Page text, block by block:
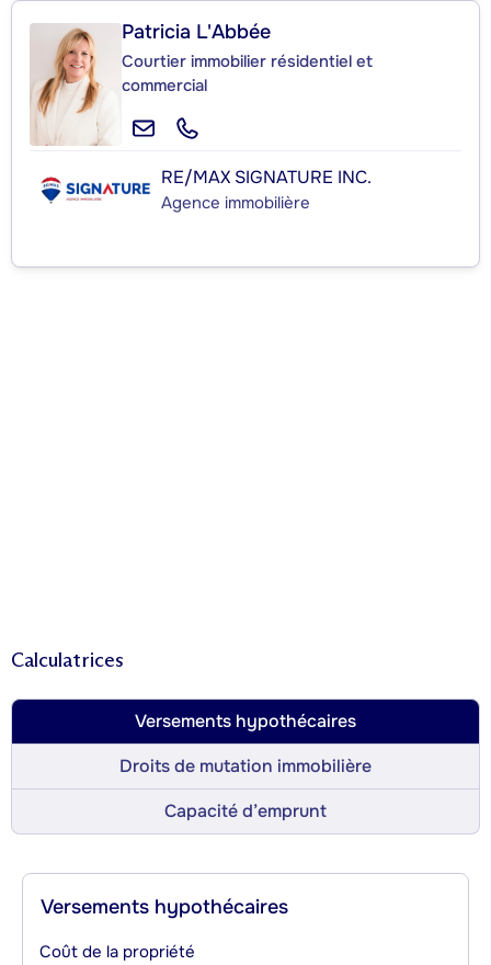
Patricia L'Abbée
Courtier immobilier résidentiel et
commercial
RE/MAX SIGNATURE INC.
Agence immobilière
Calculatrices
Versements hypothécaires
Droits de mutation immobilière
Capacité d’emprunt
Versements hypothécaires
Coût de la propriété